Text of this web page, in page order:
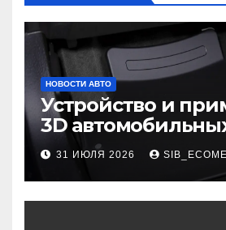
НОВОСТИ АВТО
Устройство и
3D
ковриков
31 ИЮЛЯ 2026